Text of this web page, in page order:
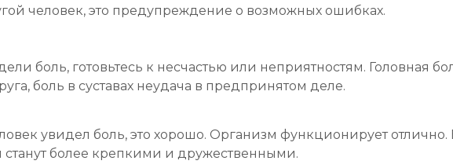
человек, это предупреждение о возможных ошибках.
боль, готовьтесь к несчастью или неприятностям. Головная
боль в суставах неудача в предпринятом деле.
увидел боль, это хорошо. Организм функционирует
более крепкими и дружественными.